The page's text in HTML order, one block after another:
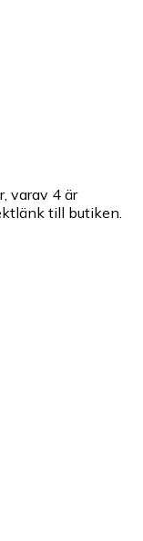
varav 4 är
till butiken.